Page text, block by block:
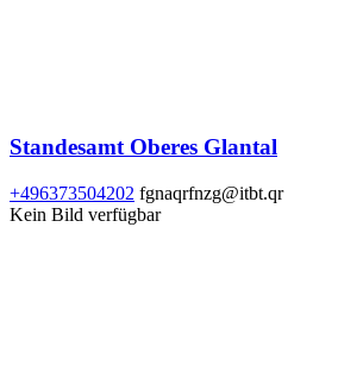
Standesamt Oberes Glantal
+496373504202 fgnaqrfnzg@itbt.qr
Kein Bild verfügbar